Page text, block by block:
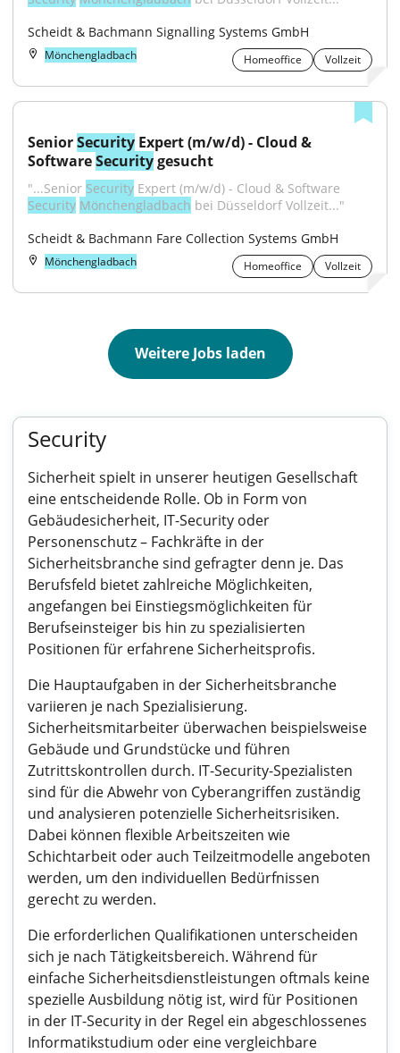
Scheidt & Bachmann Signalling Systems GmbH
Mönchengladbach Homeoffice Vollzeit
Senior Security Expert (m/w/d) - Cloud &
Software Security gesucht
"...Senior Security
Security Mönchengladbach bei Düsseldorf Vollzeit..."
Scheidt & Bachmann Fare Collection Systems GmbH
Mönchengladbach Homeoffice Vollzeit
Weitere Jobs laden
Security
Sicherheit spielt in unserer heutigen Gesellschaft
eine entscheidende Rolle. Ob in Form von
Gebäudesicherheit, IT-Security oder
Personenschutz – Fachkräfte in der
Sicherheitsbranche sind gefragter denn je. Das
Berufsfeld bietet zahlreiche Möglichkeiten,
angefangen bei Einstiegsmöglichkeiten für
Berufseinsteiger bis hin zu spezialisierten
Positionen für erfahrene Sicherheitsprofis.
Die Hauptaufgaben in der Sicherheitsbranche
variieren je nach Spezialisierung.
Sicherheitsmitarbeiter überwachen beispielsweise
Gebäude und Grundstücke und führen
Zutrittskontrollen durch. IT-Security-Spezialisten
sind für die Abwehr von Cyberangriffen zuständig
und analysieren potenzielle Sicherheitsrisiken.
Dabei können flexible Arbeitszeiten wie
Schichtarbeit oder auch Teilzeitmodelle angeboten
werden, um den individuellen Bedürfnissen
gerecht zu werden.
Die erforderlichen Qualifikationen unterscheiden
sich je nach Tätigkeitsbereich. Während für
einfache Sicherheitsdienstleistungen oftmals keine
spezielle Ausbildung nötig ist, wird für Positionen
in der IT-Security in der Regel ein abgeschlossenes
Informatikstudium oder eine vergleichbare